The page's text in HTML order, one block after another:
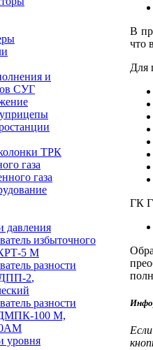
и
СУГ
ТРК
газа
газа
давления
избыточного
5 М
разности
2,
разности
ДМПК-100 М,
уровня
В
что
Для
ГК